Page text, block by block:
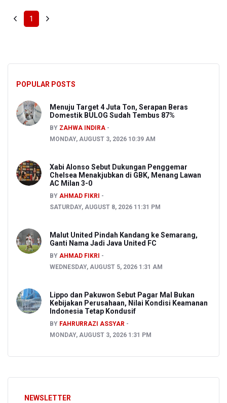
1
POPULAR POSTS
Menuju Target 4 Juta Ton, Serapan Beras
Domestik BULOG Sudah Tembus 87%
BY ZAHWA INDIRA
MONDAY, AUGUST 3, 2026 10:39 AM
Xabi Alonso Sebut Dukungan Penggemar
Chelsea Menakjubkan di GBK, Menang Lawan
AC Milan 3-0
BY AHMAD FIKRI
SATURDAY, AUGUST 8, 2026 11:31 PM
Malut United Pindah Kandang ke Semarang,
Ganti Nama Jadi Java United FC
BY AHMAD FIKRI
WEDNESDAY, AUGUST 5, 2026 1:31 AM
Lippo dan Pakuwon Sebut Pagar Mal Bukan
Kebijakan Perusahaan, Nilai Kondisi Keamanan
Indonesia Tetap Kondusif
BY FAHRURRAZI ASSYAR
MONDAY, AUGUST 3, 2026 1:31 PM
NEWSLETTER